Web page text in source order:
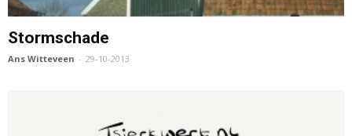
Stormschade
Ans Witteveen - 29-10-2013